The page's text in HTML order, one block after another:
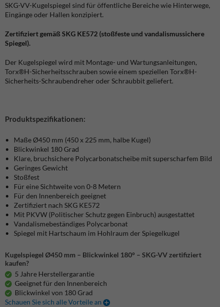
SKG-VV-Kugelspiegel sind für öffentliche Bereiche wie Hinterwege,
Eingänge oder Hallen konzipiert.
Zertifiziert gemäß SKG KE572 (stoßfeste und vandalismussichere
Spiegel).
Der Kugelspiegel wird mit Montage- und Wartungsanleitungen,
Torx®H-Sicherheitsschrauben sowie einem speziellen Torx®H-
Sicherheits-Schraubendreher oder Schraubbit geliefert.
Produktspezifikationen:
Maße Ø450 mm (450 x 225 mm, halbe Kugel)
Blickwinkel 180 Grad
Klare, bruchsichere Polycarbonatscheibe mit superscharfem Bild
Geringes Gewicht
Stoßfest
Für eine Sichtweite von 0-8 Metern
Für den Innenbereich geeignet
Zertifiziert nach SKG KE572
Mit PKVW (Politischer Schutz gegen Einbruch) ausgestattet
Vandalismebeständiges Polycarbonat
Spiegel mit Hartschaum im Hohlraum der Spiegelkugel
Kugelspiegel Ø450 mm – Blickwinkel 180° – SKG-VV zertifiziert
kaufen?
5 Jahre Herstellergarantie
Geeignet für den Innenbereich
Blickwinkel von 180 Grad
Schauen Sie sich alle Vorteile an